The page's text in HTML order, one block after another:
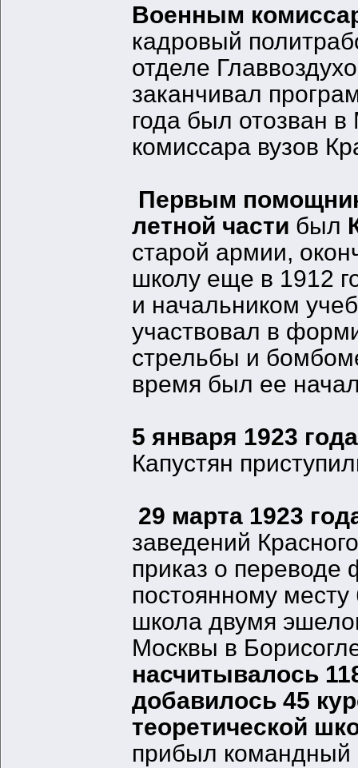
Военным
кадровый
отделе
заканчивал
года был отозван
комиссара вузов
Первым
летной части был
старой армии,
школу еще в 1912
и начальником
участвовал в
стрельбы и
время был ее
5 января 1923 года
Капустян
29 марта 1923
заведений
приказ о
постоянному
школа двумя
Москвы в
насчитывалось
добавилось 45
теоретической
прибыл командный